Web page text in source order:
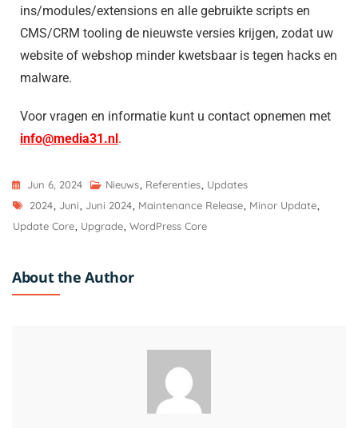
ins/modules/extensions en alle gebruikte scripts en
CMS/CRM tooling de nieuwste versies krijgen, zodat uw
website of webshop minder kwetsbaar is tegen hacks en
malware.
Voor vragen en informatie kunt u contact opnemen met
info@media31.nl.
Jun 6, 2024 Nieuws Referenties Updates
2024 Juni Juni 2024 Maintenance Release Minor Update
Update Core Upgrade WordPress Core
About the Author